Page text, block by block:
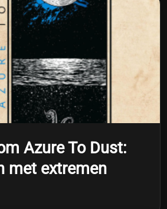
Azure To Dust:
met extremen